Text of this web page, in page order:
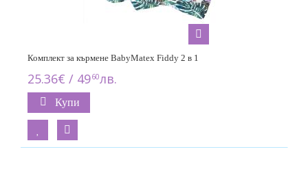
Комплект за кърмене BabyMatex Fiddy 2 в 1
25.36€ / 4960лв.
Купи